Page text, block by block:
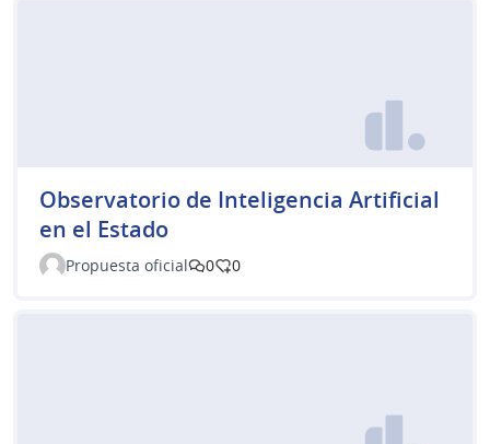
Observatorio de Inteligencia Artificial
en el Estado
Propuesta oficial 0 0